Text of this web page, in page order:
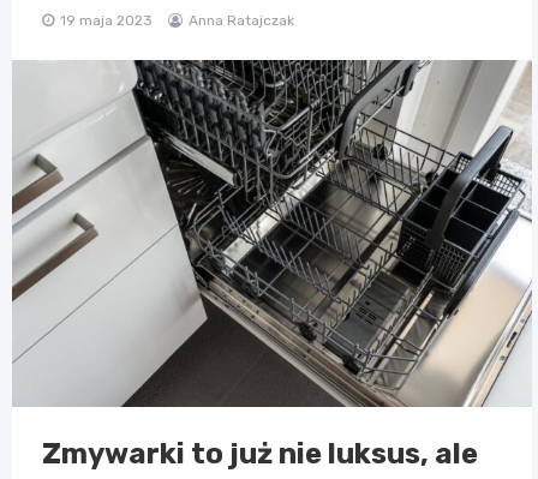
19 maja 2023 Anna Ratajczak
Zmywarki to już nie luksus, ale